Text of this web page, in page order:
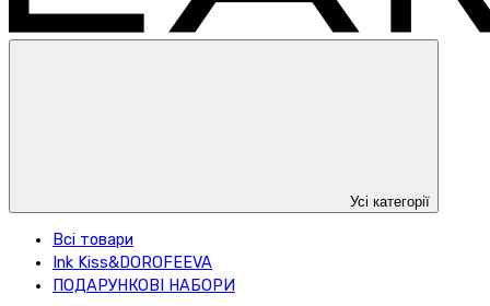
Усі категорії
Всі товари
Ink Kiss&DOROFEEVA
ПОДАРУНКОВІ НАБОРИ